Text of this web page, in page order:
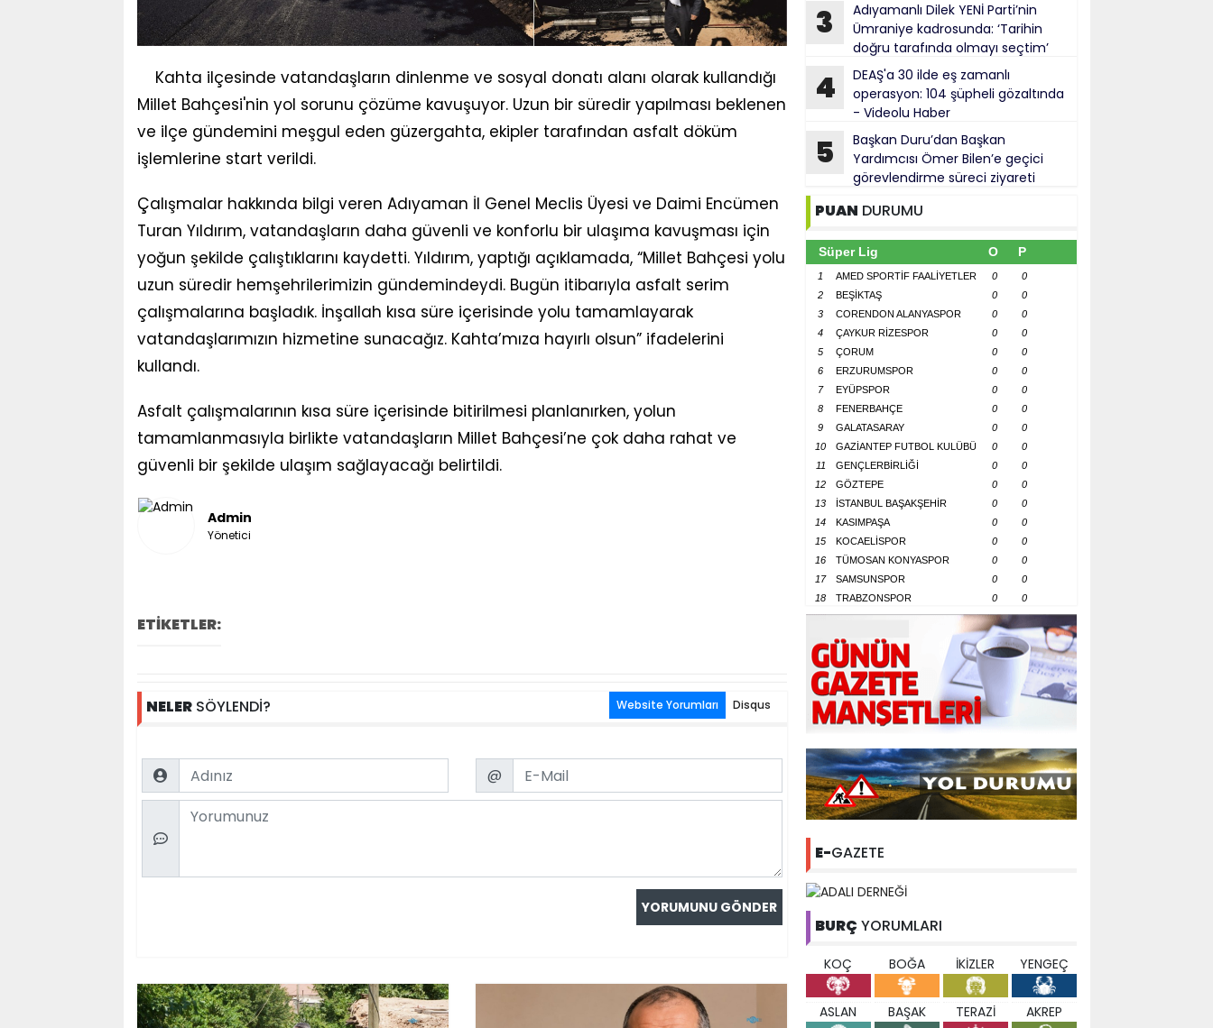
Kahta ilçesinde vatandaşların dinlenme ve sosyal donatı alanı olarak kullandığı
Millet Bahçesi'nin yol sorunu çözüme kavuşuyor. Uzun bir süredir yapılması beklenen
ve ilçe gündemini meşgul eden güzergahta, ekipler tarafından asfalt döküm
işlemlerine start verildi.
Çalışmalar hakkında bilgi veren Adıyaman İl Genel Meclis Üyesi ve Daimi Encümen
Turan Yıldırım, vatandaşların daha güvenli ve konforlu bir ulaşıma kavuşması için
yoğun şekilde çalıştıklarını kaydetti. Yıldırım, yaptığı açıklamada, “Millet Bahçesi yolu
uzun süredir hemşehrilerimizin gündemindeydi. Bugün itibarıyla asfalt serim
çalışmalarına başladık. İnşallah kısa süre içerisinde yolu tamamlayarak
vatandaşlarımızın hizmetine sunacağız. Kahta’mıza hayırlı olsun” ifadelerini
kullandı.
Asfalt çalışmalarının kısa süre içerisinde bitirilmesi planlanırken, yolun
tamamlanmasıyla birlikte vatandaşların Millet Bahçesi’ne çok daha rahat ve
güvenli bir şekilde ulaşım sağlayacağı belirtildi.
Admin
Yönetici
ETİKETLER:
NELERSÖYLENDİ? Website Yorumları Disqus
Name Email
@
Comment
3
Adıyamanlı Dilek YENİ Parti’nin
Ümraniye kadrosunda: ‘Tarihin
doğru tarafında olmayı seçtim’
4
DEAŞ'a 30 ilde eş zamanlı
operasyon: 104 şüpheli gözaltında
- Videolu Haber
5
Başkan Duru’dan Başkan
Yardımcısı Ömer Bilen’e geçici
görevlendirme süreci ziyareti
PUAN DURUMU
Süper Lig O P
1 AMED SPORTİF FAALİYETLER 0
0
2
BEŞİKTAŞ 0
0
3
CORENDON ALANYASPOR 0
0
4
ÇAYKUR RİZESPOR 0
0
5
ÇORUM 0
0
6
ERZURUMSPOR 0
0
7
EYÜPSPOR 0
0
8
FENERBAHÇE 0
0
9
GALATASARAY 0
0
10
GAZİANTEP FUTBOL KULÜBÜ 0
0
11
GENÇLERBİRLİĞİ 0
0
12
GÖZTEPE 0
0
13
İSTANBUL BAŞAKŞEHİR 0
0
14
KASIMPAŞA 0
0
15
KOCAELİSPOR 0
0
16
TÜMOSAN KONYASPOR 0
0
17
SAMSUNSPOR 0
0
18
TRABZONSPOR 0 0
E-GAZETE
BURÇ YORUMLARI
KOÇ BOĞA İKİZLER YENGEÇ
ASLAN BAŞAK TERAZİ AKREP